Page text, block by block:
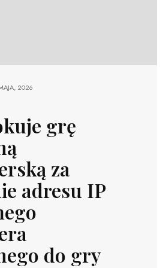
2026
grę
za
adresu IP
do gry